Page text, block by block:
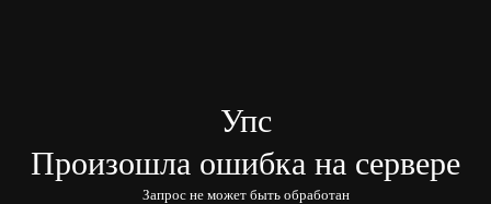
Упс
Произошла ошибка на сервере
Запрос не может быть обработан